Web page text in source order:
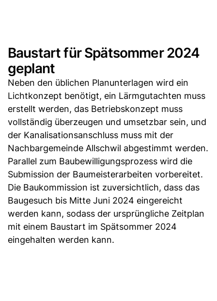
Baustart für Spätsommer 2024
geplant
Neben den üblichen Planunterlagen wird ein
Lichtkonzept benötigt, ein Lärmgutachten muss
erstellt werden, das Betriebskonzept muss
vollständig überzeugen und umsetzbar sein, und
der Kanalisationsanschluss muss mit der
Nachbargemeinde Allschwil abgestimmt werden.
Parallel zum Baubewilligungsprozess wird die
Submission der Baumeisterarbeiten vorbereitet.
Die Baukommission ist zuversichtlich, dass das
Baugesuch bis Mitte Juni 2024 eingereicht
werden kann, sodass der ursprüngliche Zeitplan
mit einem Baustart im Spätsommer 2024
eingehalten werden kann.